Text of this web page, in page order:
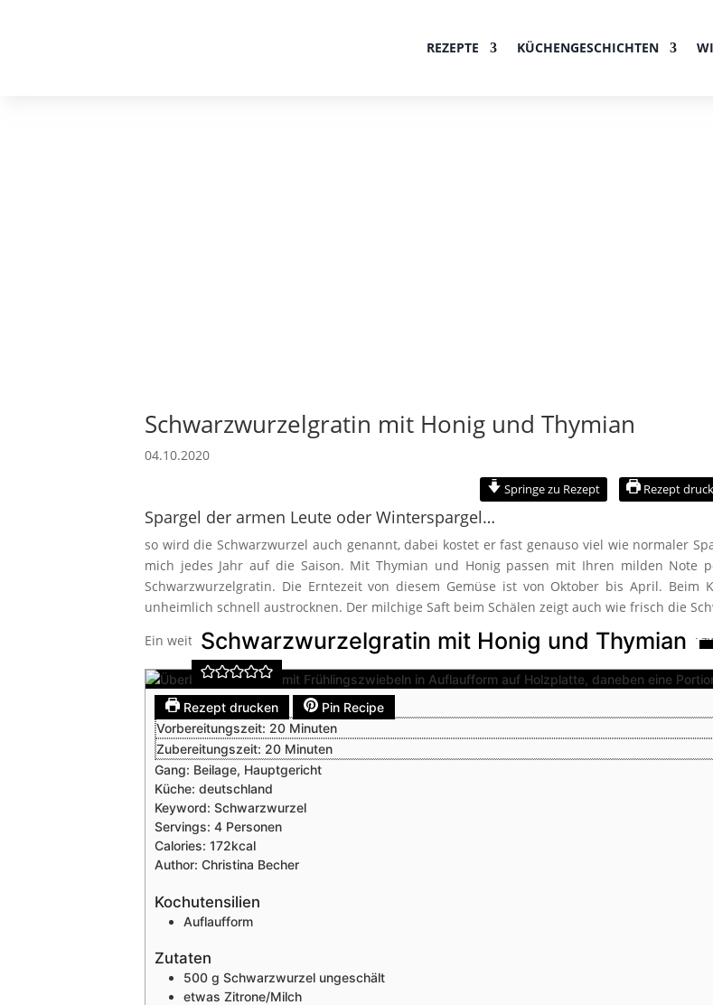
REZEPTE KÜCHENGESCHICHTEN
Schwarzwurzelgratin mit Honig und Thymian
04.10.2020
Springe zu Rezept Rezept
Spargel der armen Leute oder Winterspargel…
so wird die Schwarzwurzel auch genannt, dabei kostet er fast genauso viel wie normaler
mich jedes Jahr auf die Saison. Mit Thymian und Honig passen mit Ihren milden Note
Schwarzwurzelgratin. Die Erntezeit von diesem Gemüse ist von Oktober bis April.
unheimlich schnell austrocknen. Der milchige Saft beim Schälen zeigt auch wie frisch die
Ein weiteres winterliches Gemüse ist der Rosenkohl, dazu findet Ihr auf meinem Blog sogar
Schwarzwurzelgratin mit Honig und Thymian
Rezept drucken
Pin Recipe
Vorbereitungszeit: 20Minuten
Minuten
Zubereitungszeit: 20Minuten
Minuten
Gang: Beilage, Hauptgericht
Küche: deutschland
Keyword: Schwarzwurzel
Servings: 4 Personen
Calories: 172kcal
Author: Christina Becher
Kochutensilien
Auflaufform
Zutaten
500 g Schwarzwurzel ungeschält
etwas Zitrone/Milch